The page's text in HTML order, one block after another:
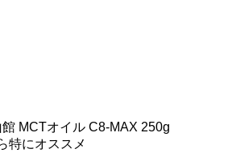
館 MCTオイル C8-MAX 250g
特にオススメ